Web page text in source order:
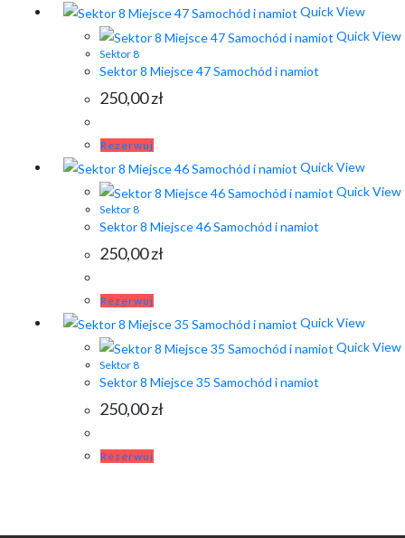
Quick View
Quick View
Sektor 8
Sektor 8 Miejsce 47 Samochód i namiot
250,00zł
Rezerwuj
Quick View
Quick View
Sektor 8
Sektor 8 Miejsce 46 Samochód i namiot
250,00zł
Rezerwuj
Quick View
Quick View
Sektor 8
Sektor 8 Miejsce 35 Samochód i namiot
250,00zł
Rezerwuj